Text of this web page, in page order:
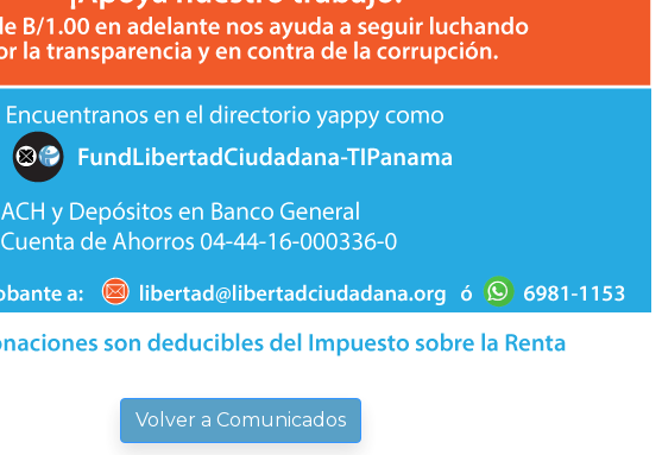
Volver a Comunicados